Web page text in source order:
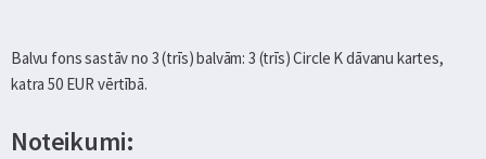
Balvu fons sastāv no 3 (trīs) balvām: 3 (trīs) Circle K dāvanu kartes,
katra 50 EUR vērtībā.
Noteikumi: